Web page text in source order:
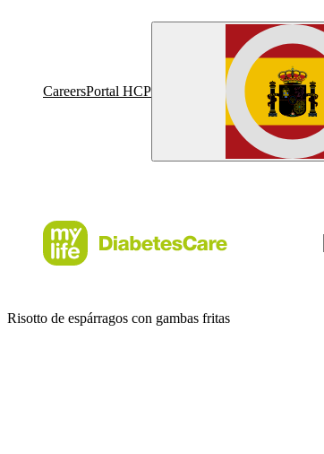
CareersPortal HCP
Risotto de espárragos con gambas fritas